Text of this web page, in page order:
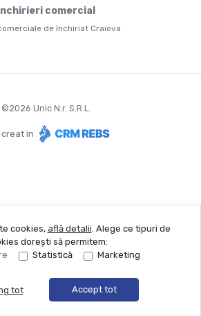
Închirieri comercial
de închiriat Craiova
©2026 Unic N.r. S.R.L.
în
cookies, află detalii. Alege ce tipuri de
dorești să permitem:
Statistică Marketing
tot Accept tot